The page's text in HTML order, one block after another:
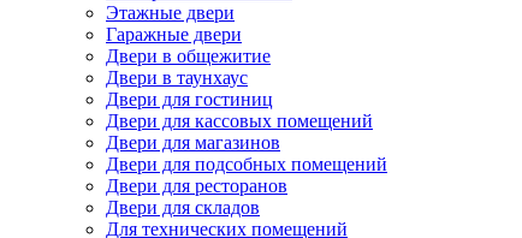
Этажные двери
Гаражные двери
Двери в общежитие
Двери в таунхаус
Двери для гостиниц
Двери для кассовых помещений
Двери для магазинов
Двери для подсобных помещений
Двери для ресторанов
Двери для складов
Для технических помещений